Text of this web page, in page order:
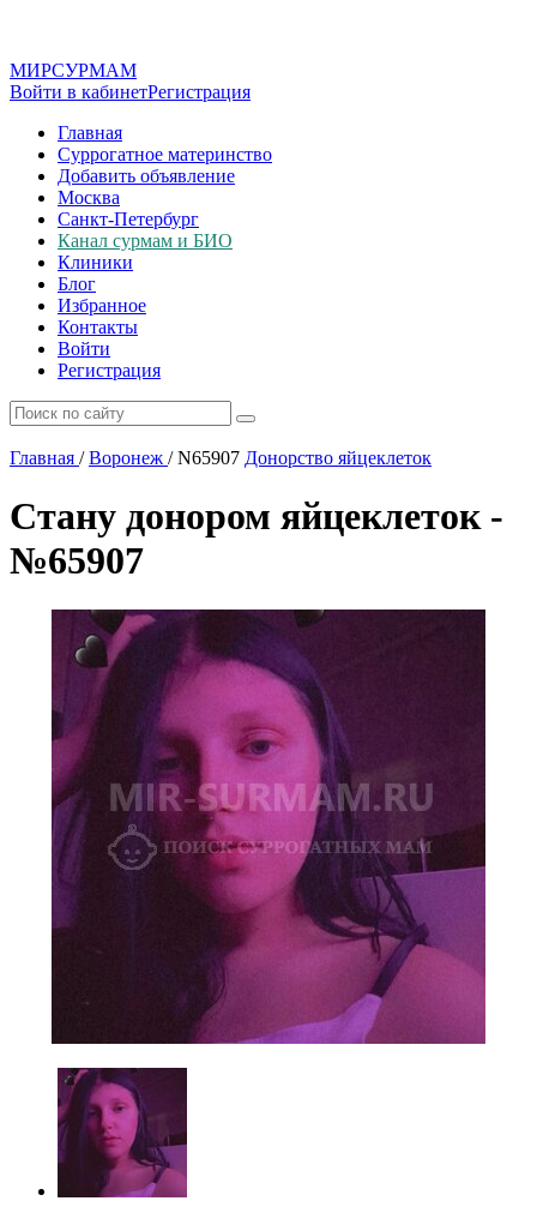
МИРСУРМАМ
Войти в кабинетРегистрация
Главная
Суррогатное материнство
Добавить объявление
Москва
Санкт-Петербург
Канал сурмам и БИО
Клиники
Блог
Избранное
Контакты
Войти
Регистрация
Главная / Воронеж /N65907 Донорство яйцеклеток
Стану донором яйцеклеток -
№65907